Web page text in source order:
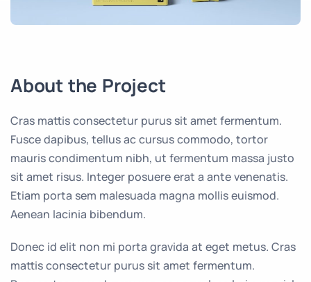
About the Project
Cras mattis consectetur purus sit amet fermentum.
Fusce dapibus, tellus ac cursus commodo, tortor
mauris condimentum nibh, ut fermentum massa justo
sit amet risus. Integer posuere erat a ante venenatis.
Etiam porta sem malesuada magna mollis euismod.
Aenean lacinia bibendum.
Donec id elit non mi porta gravida at eget metus. Cras
mattis consectetur purus sit amet fermentum.